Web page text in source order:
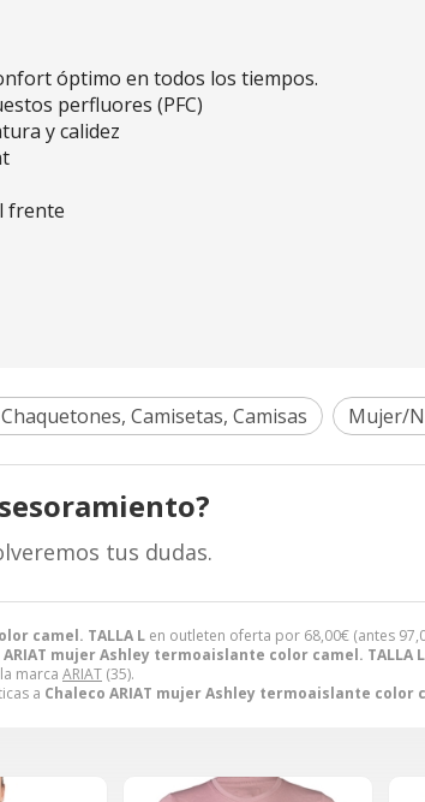
camel. TALLA L en outleten oferta por 68,00€ (antes
ARIAT mujer Ashley termoaislante color camel. TALLA L
marca ARIAT (35).
a Chaleco ARIAT mujer Ashley termoaislante color
óptimo en todos los tiempos.
perfluores (PFC)
y calidez
frente
Camisetas, Camisas Mujer/
tus dudas.